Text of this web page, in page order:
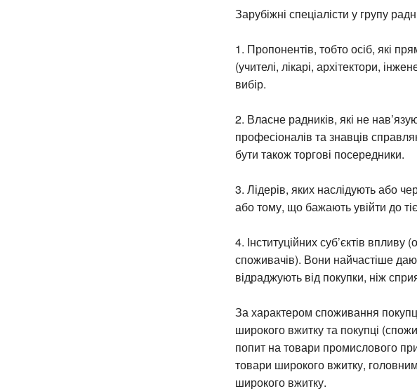
Зарубіжні спеціалісти у групу
1. Пропонентів, тобто осіб, які
(учителі, лікарі, архітектори,
вибір.
2. Власне радників, які не
професіоналів та знавців
бути також торгові посередники.
3. Лідерів, яких наслідують або
або тому, що бажають увійти до
4. Інституційних суб’єктів впливу
споживачів). Вони найчастіше
відраджують від покупки, ніж
За характером споживання покупці
широкого вжитку та покупці
попит на товари промислового
товари широкого вжитку,
широкого вжитку.